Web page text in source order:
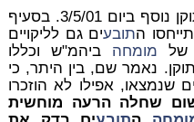
ים הגישו כתב תביעה מתוקן נוסף ביום 3/5/01. בסעיף
תובעים גם לליקויים
של מומחה ביהמ"ש וכללו
נאמר שם, בין היתר, כי
שנמצאו, אפילו לא הוזכרו
שחלה הרעה מוחשית